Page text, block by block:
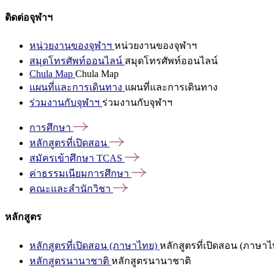
ติดต่อจุฬาฯ
หน่วยงานของจุฬาฯ หน่วยงานของจุฬาฯ
สมุดโทรศัพท์ออนไลน์ สมุดโทรศัพท์ออนไลน์
Chula Map Chula Map
แผนที่และการเดินทาง แผนที่และการเดินทาง
ร่วมงานกับจุฬาฯ ร่วมงานกับจุฬาฯ
การศึกษา
หลักสูตรที่เปิดสอน
สมัครเข้าศึกษา TCAS
ค่าธรรมเนียมการศึกษา
คณะและสำนักวิชา
หลักสูตร
หลักสูตรที่เปิดสอน (ภาษาไทย) หลักสูตรที่เปิดสอน (ภาษาไ
หลักสูตรนานาชาติ หลักสูตรนานาชาติ